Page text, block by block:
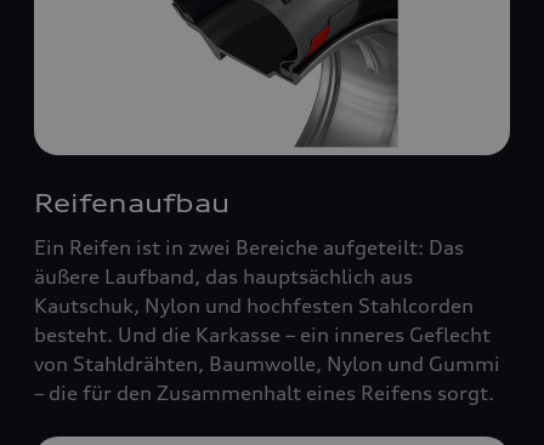
Reifenaufbau
Ein Reifen ist in zwei Bereiche aufgeteilt: Das
äußere Laufband, das hauptsächlich aus
Kautschuk, Nylon und hochfesten Stahlcorden
besteht. Und die Karkasse – ein inneres Geflecht
von Stahldrähten, Baumwolle, Nylon und Gummi
– die für den Zusammenhalt eines Reifens sorgt.